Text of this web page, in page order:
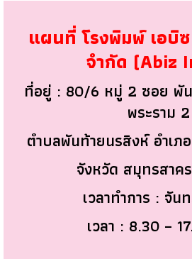
แผนที่ โรงพิมพ์ เอบิ
จำกัด (Abiz
ที่อยู่ : 80/6 หมู่ 2 ซอย พั
พระราม 2
ตำบลพันท้ายนรสิงห์ อำเภ
จังหวัด สมุทรสาค
เวลาทำการ : จัน
เวลา : 8.30 –